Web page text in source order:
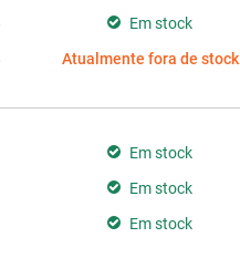
Em stock
Atualmente fora de stock
Em stock
Em stock
Em stock